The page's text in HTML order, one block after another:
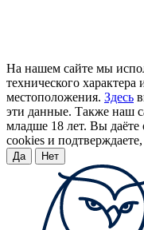
На нашем сайте мы
технического
местоположения. Здесь
эти данные. Также наш
младше 18 лет. Вы даёте
cookies и
Да Нет